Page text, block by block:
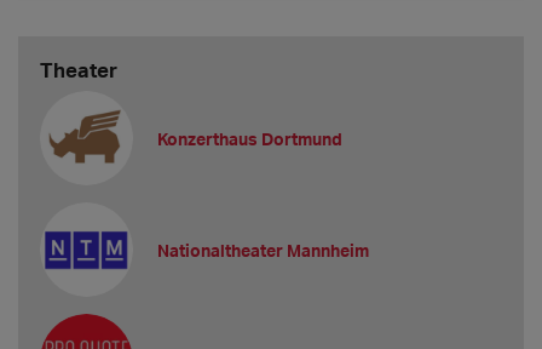
Theater
Konzerthaus Dortmund
Nationaltheater Mannheim